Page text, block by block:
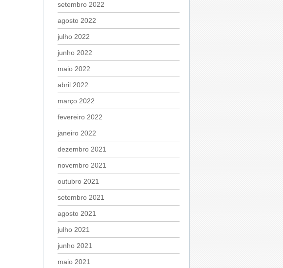
setembro 2022
agosto 2022
julho 2022
junho 2022
maio 2022
abril 2022
março 2022
fevereiro 2022
janeiro 2022
dezembro 2021
novembro 2021
outubro 2021
setembro 2021
agosto 2021
julho 2021
junho 2021
maio 2021